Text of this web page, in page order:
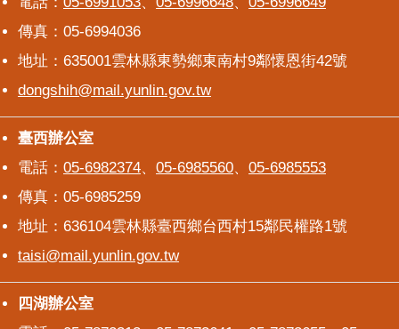
傳真：05-6994036
地址：635001雲林縣東勢鄉東南村9鄰懷恩街42號
dongshih@mail.yunlin.gov.tw
臺西辦公室
臺西辦公室
電話： 05-6982374、 05-6985560、 05-6985553
傳真：05-6985259
地址：636104雲林縣臺西鄉台西村15鄰民權路1號
taisi@mail.yunlin.gov.tw
四湖辦公室
四湖辦公室